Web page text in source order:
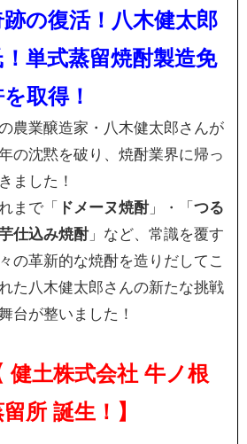
跡の復活！八木健太郎
！単式蒸留焼酎製造免
取得！
農業醸造家・八木健太郎さんが
の沈黙を破り、焼酎業界に帰っ
ました！
まで「
ドメーヌ焼酎」・「 つる
仕込み焼酎」など、常識を覆す
の革新的な焼酎を造りだしてこ
た八木健太郎さんの新たな挑戦
台が整いました！
健土株式会社 牛ノ根
所 誕生！】